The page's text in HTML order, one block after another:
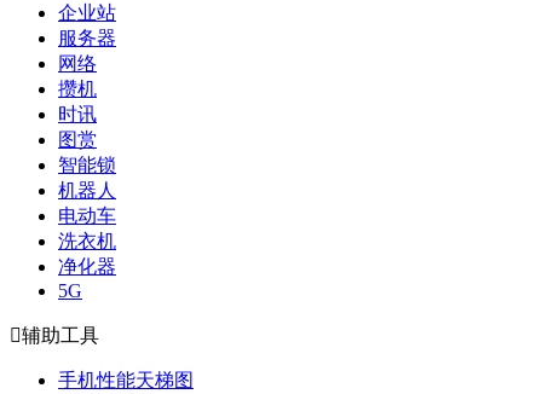
企业站
服务器
网络
攒机
时讯
图赏
智能锁
机器人
电动车
洗衣机
净化器
5G
辅助工具
手机性能天梯图